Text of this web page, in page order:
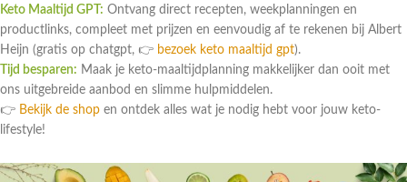
Keto Maaltijd GPT: Ontvang direct recepten, weekplanningen en
productlinks, compleet met prijzen en eenvoudig af te rekenen bij Albert
Heijn (gratis op chatgpt, 👉 bezoek keto maaltijd gpt).
Tijd besparen: Maak je keto-maaltijdplanning makkelijker dan ooit met
ons uitgebreide aanbod en slimme hulpmiddelen.
👉 Bekijk de shop en ontdek alles wat je nodig hebt voor jouw keto-
lifestyle!